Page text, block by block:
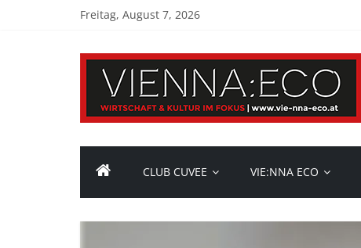
Freitag, August 7, 2026
CLUB CUVEE VIE:NNA ECO